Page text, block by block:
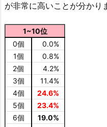
が非常に高いことが分かり
1~10位
0個
0.0%
1個
0.8%
2個
4.2%
3個
11.4%
4個
24.6%
5個
23.4%
6個
19.0%